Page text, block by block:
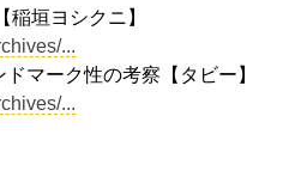
垣ヨシクニ】
...
マーク性の考察【タビー】
...